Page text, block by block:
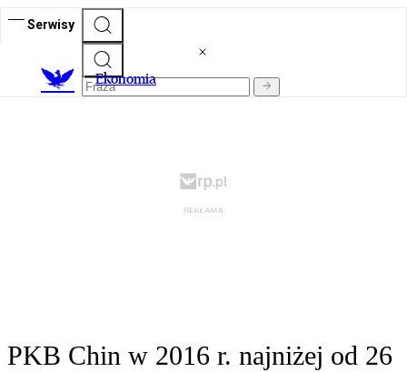
Serwisy
Ekonomia
PKB Chin w 2016 r. najniżej od 26